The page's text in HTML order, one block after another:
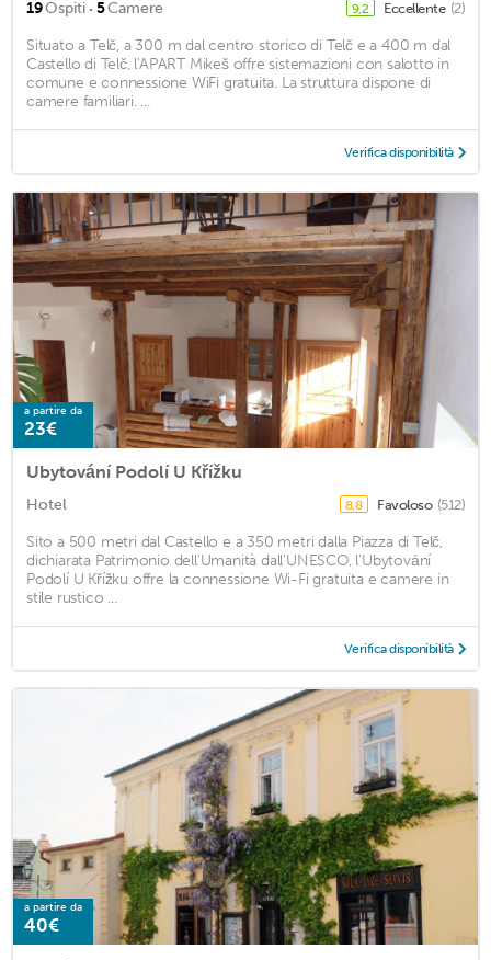
19Ospiti · 5Camere 9,2 Eccellente (2)
Situato a Telč, a 300 m dal centro storico di Telč e a 400 m dal
Castello di Telč, l'APART Mikeš offre sistemazioni con salotto in
comune e connessione WiFi gratuita. La struttura dispone di
camere familiari. ...
Verifica disponibilità
a partire da
23€
Ubytování Podolí U Křížku
Hotel 8,8 Favoloso (512)
Sito a 500 metri dal Castello e a 350 metri dalla Piazza di Telč,
dichiarata Patrimonio dell'Umanità dall'UNESCO, l'Ubytování
Podolí U Křížku offre la connessione Wi-Fi gratuita e camere in
stile rustico ...
Verifica disponibilità
a partire da
40€